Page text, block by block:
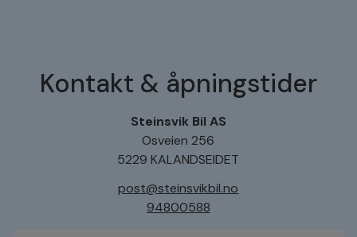
Kontakt & åpningstider
Steinsvik Bil AS
Osveien 256
5229 KALANDSEIDET
post@steinsvikbil.no
94800588